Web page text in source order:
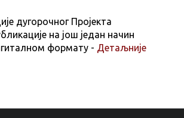
дугорочног Пројекта
на још један начин
формату - Детаљније